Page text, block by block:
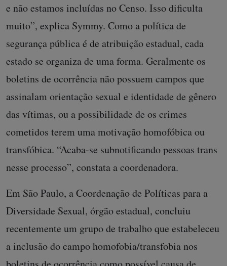
e não estamos incluídas no Censo. Isso dificulta
muito”, explica Symmy. Como a política de
segurança pública é de atribuição estadual, cada
estado se organiza de uma forma. Geralmente os
boletins de ocorrência não possuem campos que
assinalam orientação sexual e identidade de gênero
das vítimas, ou a possibilidade de os crimes
cometidos terem uma motivação homofóbica ou
transfóbica. “Acaba-se subnotificando pessoas trans
nesse processo”, constata a coordenadora.
Em São Paulo, a Coordenação de Políticas para a
Diversidade Sexual, órgão estadual, concluiu
recentemente um grupo de trabalho que estabeleceu
a inclusão do campo homofobia/transfobia nos